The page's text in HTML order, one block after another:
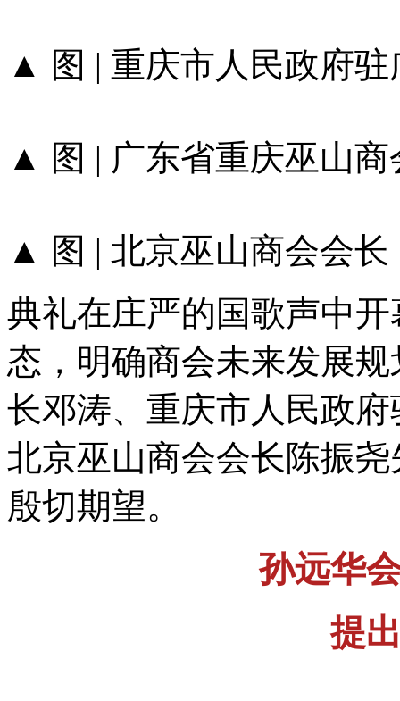
▲ 图 | 重庆市人民政府
▲ 图 | 广东省重庆巫山
▲ 图 | 北京巫山商会会
典礼在庄严的国歌声中
态，明确商会未来发展
长邓涛、重庆市人民政
北京巫山商会会长陈振
殷切期望。
孙远华
提